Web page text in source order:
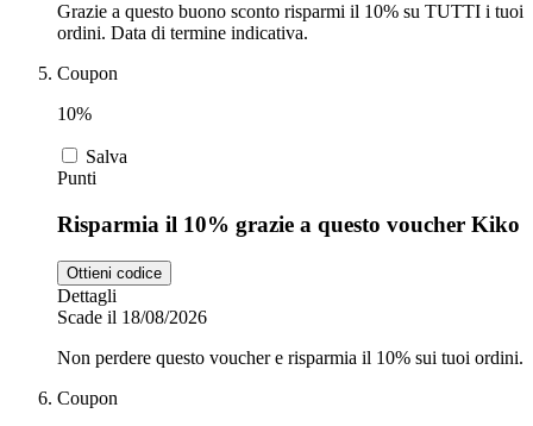
Grazie a questo buono sconto risparmi il 10% su TUTTI i tuoi
ordini. Data di termine indicativa.
Coupon
10%
Salva
Punti
Risparmia il 10% grazie a questo voucher Kiko
Ottieni codice
Dettagli
Scade il 18/08/2026
Non perdere questo voucher e risparmia il 10% sui tuoi ordini.
Coupon